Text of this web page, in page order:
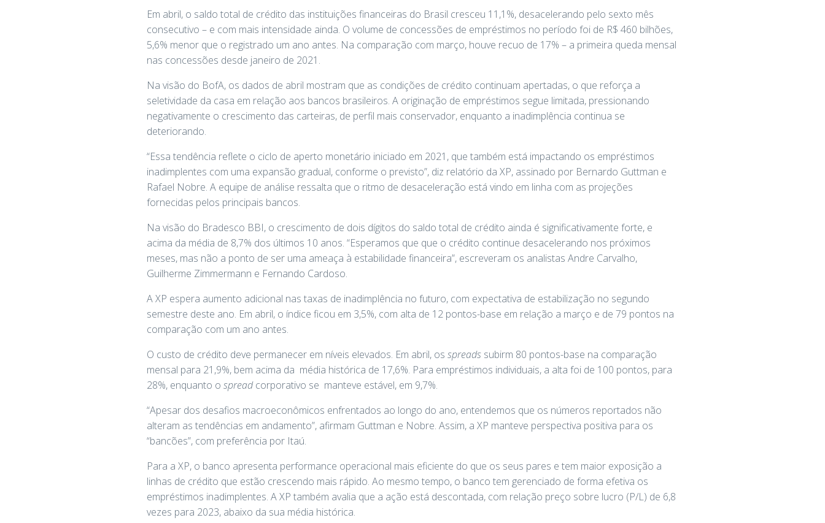
Em abril, o saldo total de crédito das instituições financeiras do Brasil cresceu 11,1%, desacelerando pelo sexto mês
consecutivo – e com mais intensidade ainda. O volume de concessões de empréstimos no período foi de R$ 460 bilhões,
5,6% menor que o registrado um ano antes. Na comparação com março, houve recuo de 17% – a primeira queda mensal
nas concessões desde janeiro de 2021.
Na visão do BofA, os dados de abril mostram que as condições de crédito continuam apertadas, o que reforça a
seletividade da casa em relação aos bancos brasileiros. A originação de empréstimos segue limitada, pressionando
negativamente o crescimento das carteiras, de perfil mais conservador, enquanto a inadimplência continua se
deteriorando.
“Essa tendência reflete o ciclo de aperto monetário iniciado em 2021, que também está impactando os empréstimos
inadimplentes com uma expansão gradual, conforme o previsto”, diz relatório da XP, assinado por Bernardo Guttman e
Rafael Nobre. A equipe de análise ressalta que o ritmo de desaceleração está vindo em linha com as projeções
fornecidas pelos principais bancos.
Na visão do Bradesco BBI, o crescimento de dois dígitos do saldo total de crédito ainda é significativamente forte, e
acima da média de 8,7% dos últimos 10 anos. “Esperamos que que o crédito continue desacelerando nos próximos
meses, mas não a ponto de ser uma ameaça à estabilidade financeira”, escreveram os analistas Andre Carvalho,
Guilherme Zimmermann e Fernando Cardoso.
A XP espera aumento adicional nas taxas de inadimplência no futuro, com expectativa de estabilização no segundo
semestre deste ano. Em abril, o índice ficou em 3,5%, com alta de 12 pontos-base em relação a março e de 79 pontos na
comparação com um ano antes.
O custo de crédito deve permanecer em níveis elevados. Em abril, os spreads subirm 80 pontos-base na comparação
mensal para 21,9%, bem acima da média histórica de 17,6%. Para empréstimos individuais, a alta foi de 100 pontos, para
28%, enquanto o spreadcorporativo se manteve estável, em 9,7%.
“Apesar dos desafios macroeconômicos enfrentados ao longo do ano, entendemos que os números reportados não
alteram as tendências em andamento”, afirmam Guttman e Nobre. Assim, a XP manteve perspectiva positiva para os
“bancões”, com preferência por Itaú.
Para a XP, o banco apresenta performance operacional mais eficiente do que os seus pares e tem maior exposição a
linhas de crédito que estão crescendo mais rápido. Ao mesmo tempo, o banco tem gerenciado de forma efetiva os
empréstimos inadimplentes. A XP também avalia que a ação está descontada, com relação preço sobre lucro (P/L) de 6,8
vezes para 2023, abaixo da sua média histórica.